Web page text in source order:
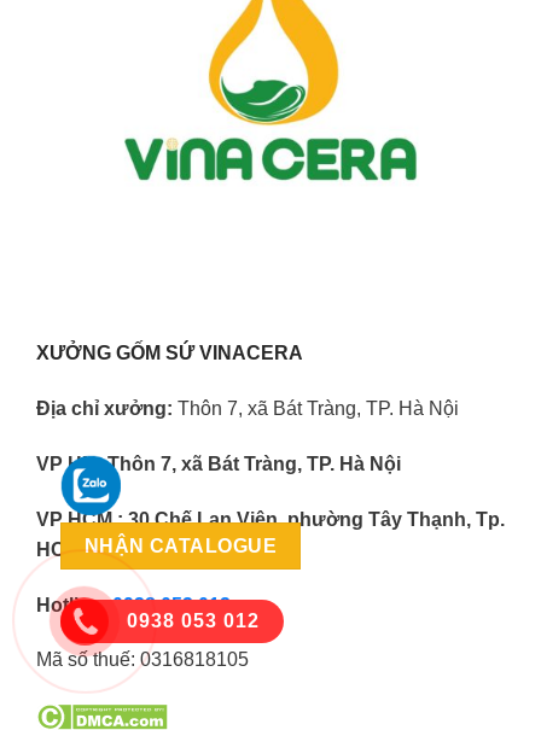
XƯỞNG GỐM SỨ VINACERA
Địa chỉ xưởng: Thôn 7, xã Bát Tràng, TP. Hà Nội
VP HN: Thôn 7, xã Bát Tràng, TP. Hà Nội
VP HCM : 30 Chế Lan Viên, phường Tây Thạnh, Tp.
HCM
Hotline: 0938 053 012
Mã số thuế: 0316818105
0938 053 012
NHẬN CATALOGUE